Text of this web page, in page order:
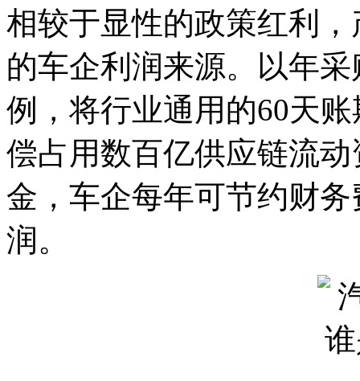
相较于显性的政策红利
的车企利润来源。以年
例，将行业通用的60天
偿占用数百亿供应链流
金，车企每年可节约财
润。